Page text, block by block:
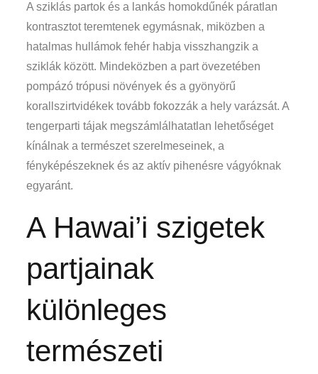
A sziklás partok és a lankás homokdűnék páratlan
kontrasztot teremtenek egymásnak, miközben a
hatalmas hullámok fehér habja visszhangzik a
sziklák között. Mindeközben a part övezetében
pompázó trópusi növények és a gyönyörű
korallszirtvidékek tovább fokozzák a hely varázsát. A
tengerparti tájak megszámlálhatatlan lehetőséget
kínálnak a természet szerelmeseinek, a
fényképészeknek és az aktív pihenésre vágyóknak
egyaránt.
A Hawai’i szigetek
partjainak
különleges
természeti